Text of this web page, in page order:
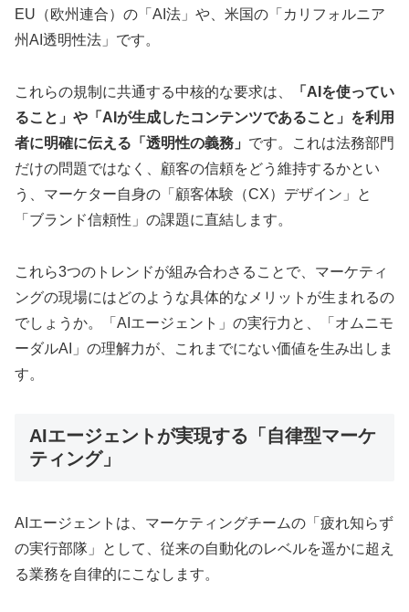
EU（欧州連合）の「AI法」や、米国の「カリフォルニア
州AI透明性法」です。
これらの規制に共通する中核的な要求は、
「AIを使ってい
ること」や「AIが生成したコンテンツであること」を利用
者に明確に伝える「透明性の義務」 です。これは法務部門
だけの問題ではなく、顧客の信頼をどう維持するかとい
う、マーケター自身の「顧客体験（CX）デザイン」と
「ブランド信頼性」の課題に直結します。
これら3つのトレンドが組み合わさることで、マーケティ
ングの現場にはどのような具体的なメリットが生まれるの
でしょうか。「AIエージェント」の実行力と、「オムニモ
ーダルAI」の理解力が、これまでにない価値を生み出しま
す。
AIエージェントが実現する「自律型マーケ
ティング」
AIエージェントは、マーケティングチームの「疲れ知らず
の実行部隊」として、従来の自動化のレベルを遥かに超え
る業務を自律的にこなします。